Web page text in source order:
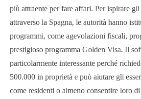
più attraente per fare affari. Per ispirare gli
attraverso la Spagna, le autorità hanno
programmi, come agevolazioni fiscali,
prestigioso programma Golden Visa. Il
particolarmente interessante perché
500.000 in proprietà e può aiutare gli
come residenti o almeno consentire loro